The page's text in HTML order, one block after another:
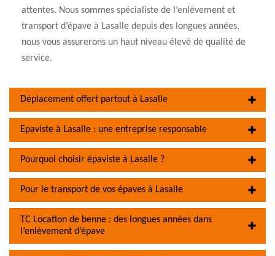
attentes. Nous sommes spécialiste de l’enlèvement et
transport d’épave à Lasalle depuis des longues années,
nous vous assurerons un haut niveau élevé de qualité de
service.
Déplacement offert partout à Lasalle
Epaviste à Lasalle : une entreprise responsable
Pourquoi choisir épaviste à Lasalle ?
Pour le transport de vos épaves à Lasalle
TC Location de benne : des longues années dans
l’enlèvement d’épave